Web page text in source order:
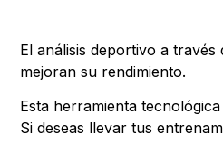
El análisis deportivo a
mejoran su rendimiento.
Esta herramienta
Si deseas llevar tus